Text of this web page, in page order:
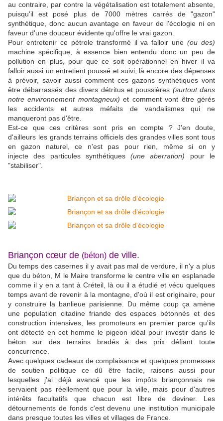
au contraire, par contre la végétalisation est totalement absente,
puisqu'il est posé plus de 7000 mètres carrés de "gazon"
synthétique, donc aucun avantage en faveur de l'écologie ni en
faveur d'une douceur évidente qu'offre le vrai gazon.
Pour entretenir ce pétrole transformé il va falloir une(ou des)
machine spécifique, à essence bien entendu donc un peu de
pollution en plus, pour que ce soit opérationnel en hiver il va
falloir aussi un entretient poussé et suivi, là encore des dépenses
à prévoir, savoir aussi comment ces gazons synthétiques vont
être débarrassés des divers détritus et poussières (surtout dans
notre environnement montagneux) et comment vont être gérés
les accidents et autres méfaits de vandalismes qui ne
manqueront pas d'être.
Est-ce que ces critères sont pris en compte ? J'en doute,
d'ailleurs les grands terrains officiels des grandes villes sont tous
en gazon naturel, ce n'est pas pour rien, même si on y
injecte des particules synthétiques(une aberration) pour le
"stabiliser".
Briançon cœur de (béton) de ville.
Du temps des casernes il y avait pas mal de verdure, il n'y a plus
que du béton, M le Maire transforme le centre ville en esplanade
comme il y en a tant à Créteil, là ou il a étudié et vécu quelques
temps avant de revenir à la montagne, d'où il est originaire, pour
y construire la banlieue parisienne. Du même coup ça amène
une population citadine friande des espaces bétonnés et des
construction intensives, les promoteurs en premier parce qu'ils
ont détecté en cet homme le pigeon idéal pour investir dans le
béton sur des terrains bradés à des prix défiant toute
concurrence.
Avec quelques cadeaux de complaisance et quelques promesses
de soutien politique ce dû être facile, raisons aussi pour
lesquelles j'ai déjà avancé que les impôts briançonnais ne
servaient pas réellement que pour la ville, mais pour d'autres
intérêts facultatifs que chacun est libre de deviner. Les
détournements de fonds c'est devenu une institution municipale
dans presque toutes les villes et villages de France.